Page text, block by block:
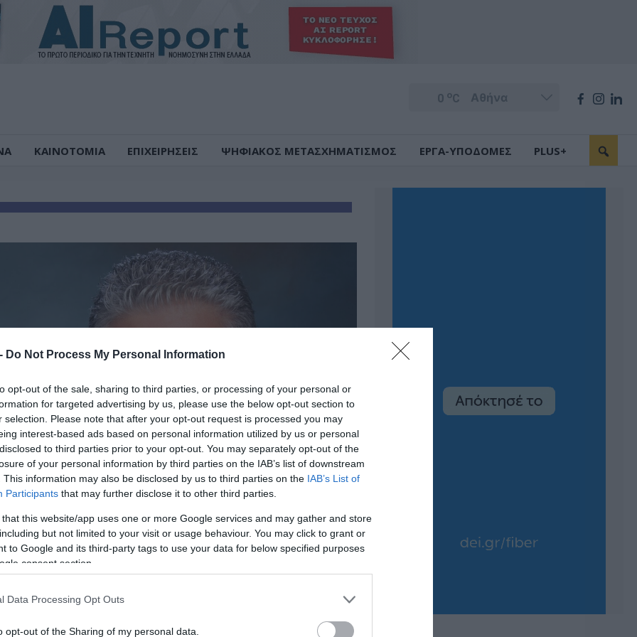
Do Not Process My Personal Information
opt-out of the sale, sharing to third parties, or processing of your personal or
for targeted advertising by us, please use the below opt-out section to
selection. Please note that after your opt-out request is processed you may
interest-based ads based on personal information utilized by us or personal
to third parties prior to your opt-out. You may separately opt-out of the
of your personal information by third parties on the IAB’s list of downstream
This information may also be disclosed by us to third parties on the IAB’s List of
Participants that may further disclose it to other third parties.
that this website/app uses one or more Google services and may gather and store
but not limited to your visit or usage behaviour. You may click to grant or
to Google and its third-party tags to use your data for below specified purposes
consent section.
Data Processing Opt Outs
opt-out of the Sharing of my personal data.
0 oC
ΚΑΙΝΟΤΟΜΙΑ ΕΠΙΧΕΙΡΗΣΕΙΣ ΨΗΦΙΑΚΟΣ ΜΕΤΑΣΧΗΜΑΤΙΣΜΟΣ ΕΡΓΑ-ΥΠΟΔΟΜΕΣ PLUS+